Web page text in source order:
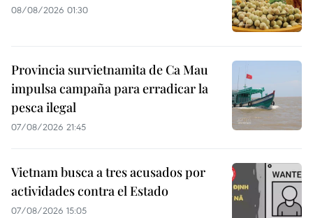
08/08/2026 01:30
Provincia survietnamita de Ca Mau
impulsa campaña para erradicar la
pesca ilegal
07/08/2026 21:45
Vietnam busca a tres acusados por
actividades contra el Estado
07/08/2026 15:05